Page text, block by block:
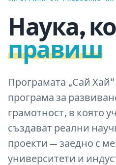
Наука,
правиш
Програмата „Сай Хай“
програма за
грамотност, в която
създават реални
проекти — заедно с
университети и